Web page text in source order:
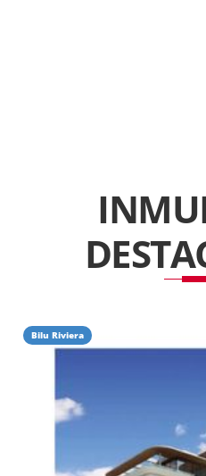
Bilu Riviera